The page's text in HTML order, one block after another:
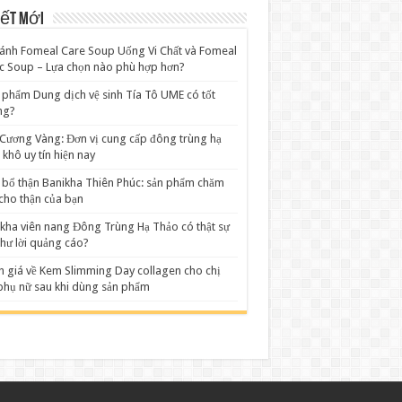
mới
Fomeal Care Soup Uống Vi Chất và Fomeal
Soup – Lựa chọn nào phù hợp hơn?
phẩm Dung dịch vệ sinh Tía Tô UME có tốt
Vàng: Đơn vị cung cấp đông trùng hạ
uy tín hiện nay
thận Banikha Thiên Phúc: sản phẩm chăm
thận của bạn
viên nang Đông Trùng Hạ Thảo có thật sự
lời quảng cáo?
giá về Kem Slimming Day collagen cho chị
nữ sau khi dùng sản phẩm